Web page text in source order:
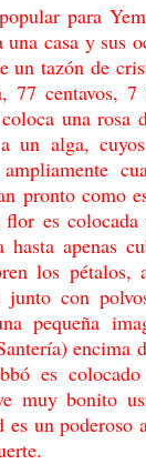
para
una casa y sus
un tazón de
77 centavos,
una rosa
un alga,
ampliamente
pronto como
flor es
hasta apenas
los pétalos,
junto con
pequeña
encima
es
muy bonito
un poderoso